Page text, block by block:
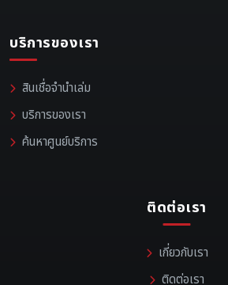
บริการของเรา
สินเชื่อจำนำเล่ม
บริการของเรา
ค้นหาศูนย์บริการ
ติดต่อเรา
เกี่ยวกับเรา
ติดต่อเรา